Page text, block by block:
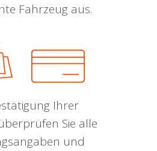
Fahrzeug aus.
Ihrer
Sie alle
und